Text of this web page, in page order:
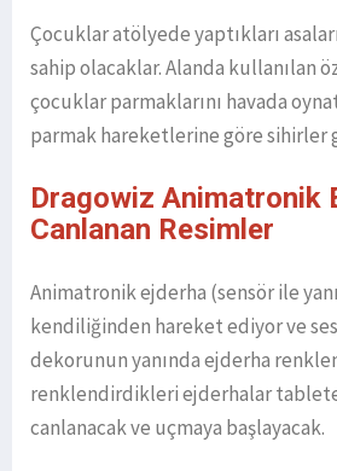
Çocuklar atölyede yaptıkları
sahip olacaklar. Alanda kullanılan
çocuklar parmaklarını havada
parmak hareketlerine göre sihirler
Dragowiz Animatronik
Canlanan Resimler
Animatronik ejderha (sensör ile
kendiliğinden hareket ediyor ve ses
dekorunun yanında ejderha
renklendirdikleri ejderhalar
canlanacak ve uçmaya başlayacak.